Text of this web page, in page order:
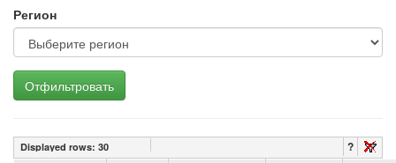
Регион
Отфильтровать
Displayed rows: 30 ?